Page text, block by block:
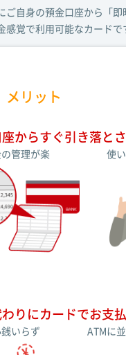
ご自身の預金口座から「
感覚で利用可能なカードで
メリット
からすぐ引き落と
管理が楽 使
りにカードでお支
いらず
ATMに